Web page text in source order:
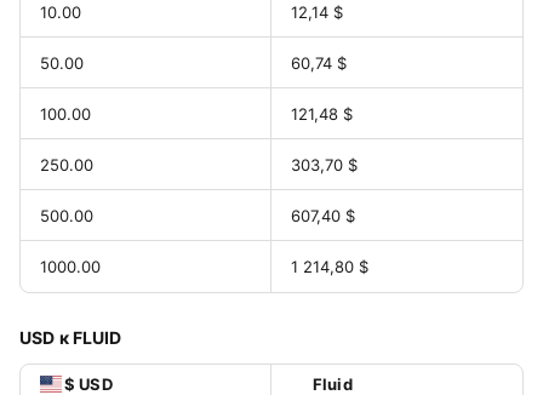
10.00 12,14 $
50.00 60,74 $
100.00 121,48 $
250.00 303,70 $
500.00 607,40 $
1000.00 1 214,80 $
USD к FLUID
$ USD Fluid